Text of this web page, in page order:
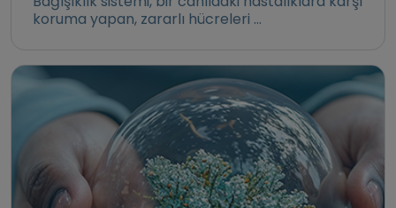
koruma yapan, zararlı hücreleri ...